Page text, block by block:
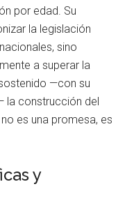
por edad. Su
la legislación
sino
a superar la
—con su
la construcción del
es una promesa, es
y